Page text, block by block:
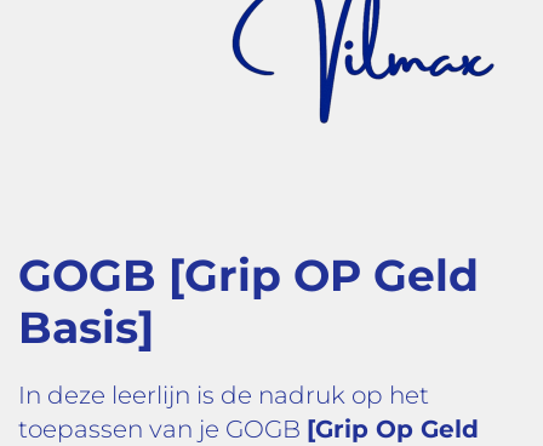
GOGB [Grip OP Geld
Basis]
In deze leerlijn is de nadruk op het
toepassen van je GOGB [Grip Op Geld